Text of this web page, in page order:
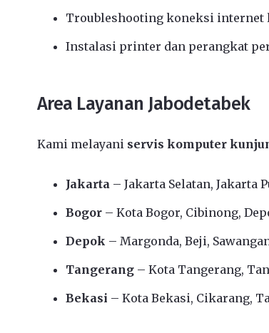
Troubleshooting koneksi internet
Instalasi printer dan perangkat
Area Layanan Jabodetabek
Kami melayani servis komputer
Jakarta – Jakarta Selatan, Jakarta
Bogor – Kota Bogor, Cibinong,
Depok – Margonda, Beji,
Tangerang – Kota Tangerang,
Bekasi – Kota Bekasi, Cikarang,